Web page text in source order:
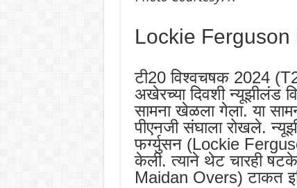
Lockie
टी20 विश्वचषक 2024
अखेरच्या दिवशी न्यूझीलंड
सामना खेळला गेला. या
पीएनजी संघाला रोखले.
फर्ग्युसन (Lockie
केली. त्याने थेट चारही
Maidan Overs) टाकत